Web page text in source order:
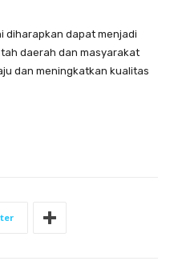
diharapkan dapat menjadi
daerah dan masyarakat
dan meningkatkan kualitas